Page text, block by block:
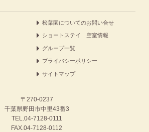
松葉園についてのお問い合せ
ショートステイ 空室情報
グループ一覧
プライバシーポリシー
サイトマップ
〒270-0237
千葉県野田市中里43番3
TEL. 04-7128-0111
FAX.04-7128-0112